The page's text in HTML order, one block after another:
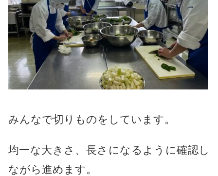
みんなで切りものをしています。
均一な大きさ、長さになるように確認し
ながら進めます。